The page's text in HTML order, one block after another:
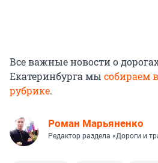
Все важные новости о
Екатеринбурга мы собираем
рубрике.
Роман Марьяненко
Редактор раздела «Дороги и